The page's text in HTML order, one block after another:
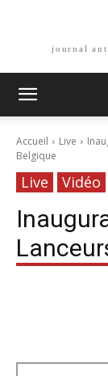
journal
Accueil Live
Belgique
Live Vidéo